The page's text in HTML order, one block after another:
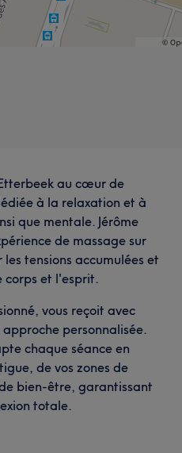
au cœur de
à la relaxation et à
que mentale. Jérôme
de massage sur
tensions accumulées et
corps et l'esprit.
vous reçoit avec
personnalisée.
chaque séance en
de vos zones de
bien-être, garantissant
totale.